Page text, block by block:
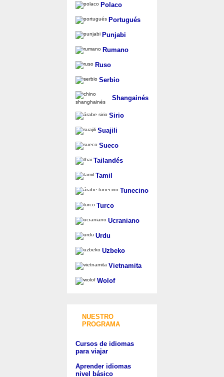
Polaco
Portugués
Punjabi
Rumano
Ruso
Serbio
Shangainés
Sirio
Suajili
Sueco
Tailandés
Tamil
Tunecino
Turco
Ucraniano
Urdu
Uzbeko
Vietnamita
Wolof
NUESTRO
PROGRAMA
Cursos de idiomas
para viajar
Aprender idiomas
nivel básico